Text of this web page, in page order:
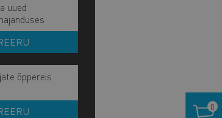
uued
õppereis
0